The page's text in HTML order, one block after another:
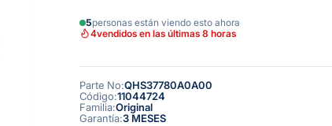
5personas están viendo esto ahora
4vendidos en las últimas 8 horas
Parte No:QHS37780A0A00
Código:11044724
Familia:Original
Garantía:3 MESES